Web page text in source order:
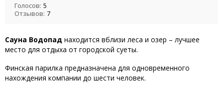
Голосов: 5
Отзывов: 7
Сауна Водопад находится вблизи леса и озер – лучшее
место для отдыха от городской суеты.
Финская парилка предназначена для одновременного
нахождения компании до шести человек.